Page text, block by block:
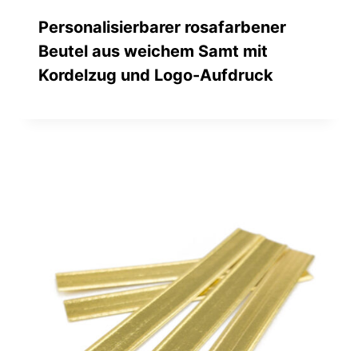
Personalisierbarer rosafarbener
Beutel aus weichem Samt mit
Kordelzug und Logo-Aufdruck